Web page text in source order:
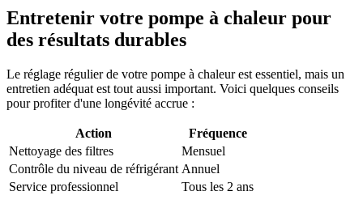
Entretenir votre pompe à chaleur pour
des résultats durables
Le réglage régulier de votre pompe à chaleur est essentiel, mais un
entretien adéquat est tout aussi important. Voici quelques conseils
pour profiter d'une longévité accrue :
Action
Fréquence
Nettoyage des filtres
Mensuel
Contrôle du niveau de réfrigérant Annuel
Service professionnel
Tous les 2 ans